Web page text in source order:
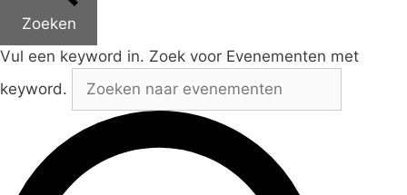
Zoeken
Vul een keyword in. Zoek voor Evenementen met
keyword.